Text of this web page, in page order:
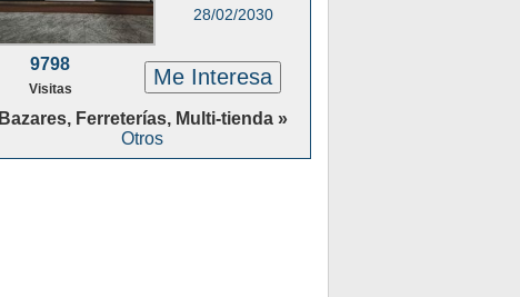
28/02/2030
9798
Visitas Me Interesa
Bazares, Ferreterías, Multi-tienda »
Otros